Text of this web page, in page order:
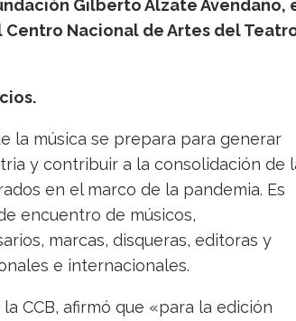
Gilberto Alzate Avendaño,
Nacional de Artes del
la música se prepara para generar
y contribuir a la consolidación de
en el marco de la pandemia. Es
encuentro de músicos,
marcas, disqueras, editoras y
e internacionales.
CCB, afirmó que «para la edición